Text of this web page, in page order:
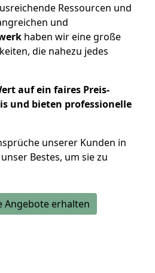
Ressourcen und
und
haben wir eine große
die nahezu jedes
auf ein faires Preis-
und bieten professionelle
unserer Kunden in
Bestes, um sie zu
Angebote erhalten